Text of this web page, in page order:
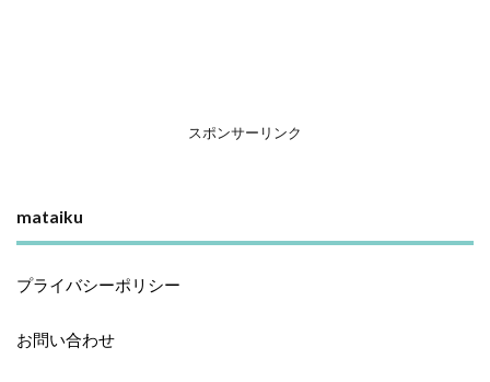
スポンサーリンク
mataiku
プライバシーポリシー
お問い合わせ